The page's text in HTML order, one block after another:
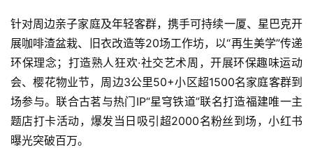
针对周边亲子家庭及年轻客群，携手可持续一厦、星巴克开
展咖啡渣盆栽、旧衣改造等20场工作坊，以“再生美学”传递
环保理念；打造熟人狂欢·社交艺术周，开展环保趣味运动
会、樱花物业节，周边3公里50+小区超1500名家庭客群到
场参与。联合古茗与热门IP“星穹铁道”联名打造福建唯一主
题店打卡活动，爆发当日吸引超2000名粉丝到场，小红书
曝光突破百万。